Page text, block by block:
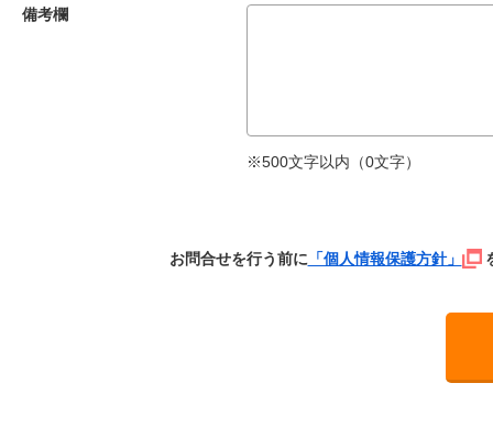
備考欄
※500文字以内（0文字）
お問合せを行う前に「個人情報保護方針」